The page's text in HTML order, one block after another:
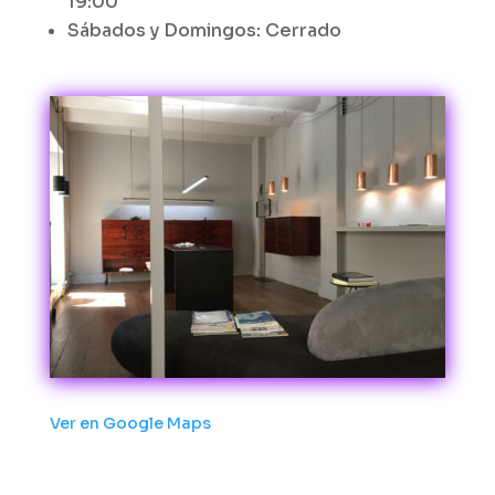
Sábados y Domingos: Cerrado
Ver en Google Maps